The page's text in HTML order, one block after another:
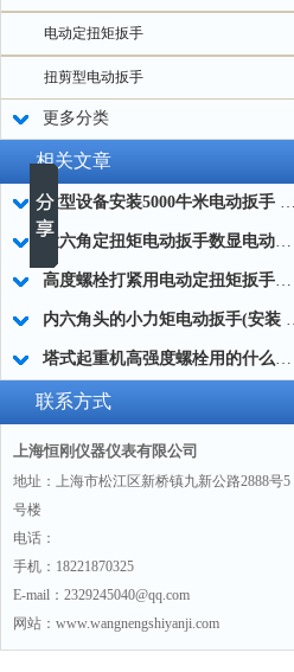
电动定扭矩扳手
扭剪型电动扳手
更多分类
相关文章
大型设备安装5000牛米电动扳手 高强度螺栓紧固电动扳手生产制造商
大六角定扭矩电动扳手数显电动扭矩扳手 桥梁专用电动扭矩扳手数显
高度螺栓打紧用电动定扭矩扳手工具50-5000Nm
内六角头的小
塔式起重机高强度螺栓用的什么扭矩扳手(定扭矩电动扳手)
联系方式
上海恒刚仪器仪表有限公司
地址：上海市松江区新桥镇九新公路2888号5
号楼
电话：
手机：18221870325
E-mail：2329245040@qq.com
网站：www.wangnengshiyanji.com